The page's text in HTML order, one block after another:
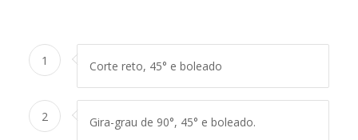
1 Corte reto, 45° e boleado
2 Gira-grau de 90°, 45° e boleado.